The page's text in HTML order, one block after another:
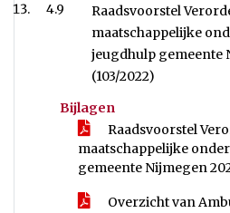
4.9
Raadsvoorstel
maatschappelijke
jeugdhulp gemeente
(103/2022)
Bijlagen
Raadsvoorstel
maatschappelijke
gemeente Nijmegen
Overzicht van